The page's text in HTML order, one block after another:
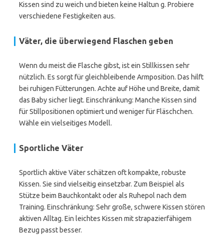
Kissen sind zu weich und bieten keine Haltun g. Probiere
verschiedene Festigkeiten aus.
Väter, die überwiegend Flaschen geben
Wenn du meist die Flasche gibst, ist ein Stillkissen sehr
nützlich. Es sorgt für gleichbleibende Armposition. Das hilft
bei ruhigen Fütterungen. Achte auf Höhe und Breite, damit
das Baby sicher liegt. Einschränkung: Manche Kissen sind
für Stillpositionen optimiert und weniger für Fläschchen.
Wähle ein vielseitiges Modell.
Sportliche Väter
Sportlich aktive Väter schätzen oft kompakte, robuste
Kissen. Sie sind vielseitig einsetzbar. Zum Beispiel als
Stütze beim Bauchkontakt oder als Ruhepol nach dem
Training. Einschränkung: Sehr große, schwere Kissen stören
aktiven Alltag. Ein leichtes Kissen mit strapazierfähigem
Bezug passt besser.